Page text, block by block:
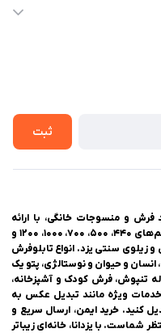
ثبت
فرش و منسوجات خانگی، با ارائه
گسترده‌ترین محصولات از فرش ماشینی با تراکم‌های ۴۴۰، ۵۰۰، ۷۰۰، ۱۰۰۰، ۱۲۰۰ و
و زیلوی سنتی یزد. انواع تابلوفرش
و حیوان و نوستالژی، پتو یک
تنپوش، فرش کودک و آشپزخانه،
خدمات ویژه مانند تبدیل عکس به
کنید. خرید ایمن، ارسال سریع و
شماست. با یزدانا، خانه‌ای زیباتر